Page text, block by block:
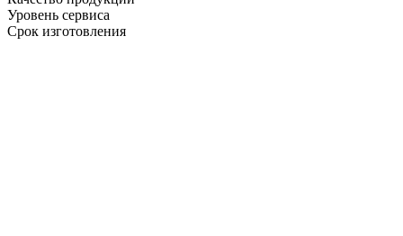
Уровень сервиса
Срок изготовления